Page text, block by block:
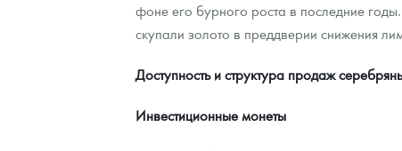
фоне его бурного роста в последние
скупали золото в преддверии снижения
Доступность и структура продаж
Инвестиционные монеты